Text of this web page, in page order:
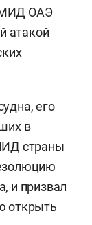
МИД ОАЭ
атакой
его
в
страны
и призвал
открыть